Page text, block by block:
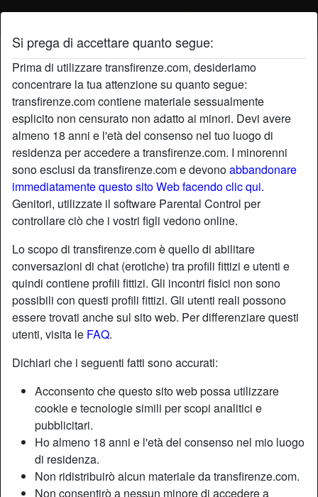
Si prega di accettare quanto segue:
Prima di utilizzare transfirenze.com, desideriamo
concentrare la tua attenzione su quanto segue:
transfirenze.com contiene materiale sessualmente
esplicito non censurato non adatto ai minori. Devi avere
almeno 18 anni e l'età del consenso nel tuo luogo di
residenza per accedere a transfirenze.com. I minorenni
sono esclusi da transfirenze.com e devonoabbandonare
immediatamente questo sito Web facendo clic qui.
Genitori, utilizzate il software Parental Control per
controllare ciò che i vostri figli vedono online.
Lo scopo di transfirenze.com è quello di abilitare
conversazioni di chat (erotiche) tra profili fittizi e utenti e
quindi contiene profili fittizi. Gli incontri fisici non sono
possibili con questi profili fittizi. Gli utenti reali possono
essere trovati anche sul sito web. Per differenziare questi
utenti, visita le FAQ.
Dichiari che i seguenti fatti sono accurati:
Acconsento che questo sito web possa utilizzare
cookie e tecnologie simili per scopi analitici e
pubblicitari.
Ho almeno 18 anni e l'età del consenso nel mio luogo
di residenza.
Non ridistribuirò alcun materiale da transfirenze.com.
Non consentirò a nessun minore di accedere a
La tua trav a Firenze aspetta solo te
petra32
Voglio sentirmi viva e soprattutto ho il grande
desiderio di vivere quel tipo di rapporto che
riesce a farmi sentire veramente unica in quel
momento, quindi scrivimi e fammi sentire come
sei fatto, ti desidero.
Pratolocation_on
Shemale
Adriana56
Giocare con il cibo non va bene, questo lo so
ma le verdure mi eccitano in modo particolare e
quindi stavo facendo questo giochetto da sola.
Ora perchè non me le fai mettere da parti e non
mi dai aiuto in qualche modo?
Siena
Shemale
sexylaydi72
Per me non ci sono buoni o cattivi, ma solo
situazione diversa, sono molto comprensiva
comprensivo che mi sappia anche stare vicina
nei momenti difficili chiedo troppo?
Firenze
Shemale
Ita35
Bella femmina che sa di esserlo, cerca
fascinoso uomo in grado di farle fare bella figura
in occasione importanti naturalmente prima ci
deve essere del feeling. Io mi trovo con tutti